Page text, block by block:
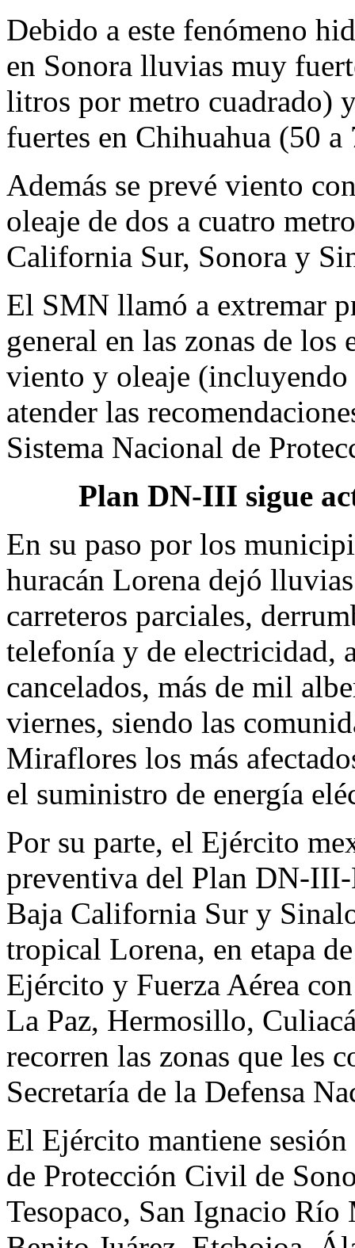
Debido a este fenómeno
en Sonora lluvias muy
litros por metro cuadrado)
fuertes en Chihuahua (50
Además se prevé viento
oleaje de dos a cuatro
California Sur, Sonora y
El SMN llamó a extremar
general en las zonas de
viento y oleaje
atender las
Sistema Nacional de
Plan DN-III sigue
En su paso por los
huracán Lorena dejó
carreteros parciales,
telefonía y de electricidad,
cancelados, más de mil
viernes, siendo las
Miraflores los más
el suministro de energía
Por su parte, el Ejército
preventiva del Plan DN-
Baja California Sur y
tropical Lorena, en etapa
Ejército y Fuerza Aérea
La Paz, Hermosillo,
recorren las zonas que les
Secretaría de la Defensa
El Ejército mantiene
de Protección Civil de
Tesopaco, San Ignacio